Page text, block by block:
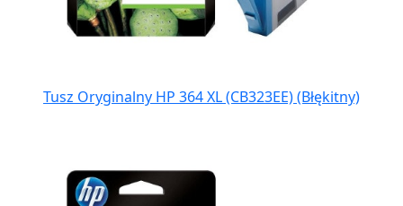
Tusz Oryginalny HP 364 XL (CB323EE) (Błękitny)